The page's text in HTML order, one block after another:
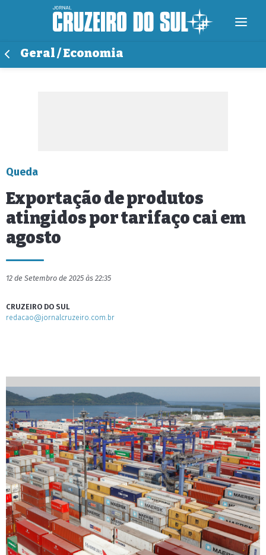
Geral / Economia
Queda
Exportação de produtos
atingidos por tarifaço cai em
agosto
12 de Setembro de 2025 às 22:35
CRUZEIRO DO SUL
redacao@jornalcruzeiro.com.br